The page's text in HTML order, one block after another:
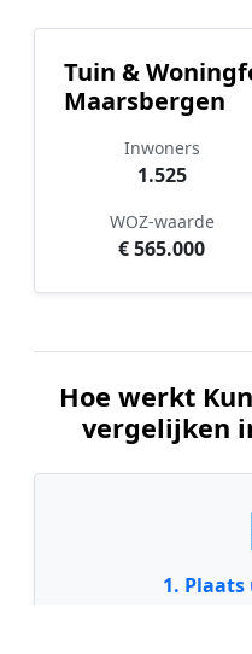
Tuin &
Maarsbergen
Inwoners
1.525
WOZ-waarde
€ 565.000
Hoe werkt
vergelijken
1.